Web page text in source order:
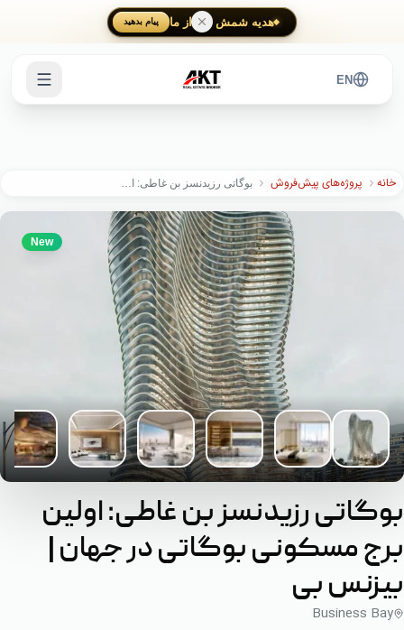
Skip to main contentهدیه شمش طلا از ما پیام بدهید
EN
خانه پروژه‌های پیش‌فروش بوگاتی رزیدنسز بن غاطی: اولین برج مسکونی بوگاتی در جهان | بیزنس بی
New
بوگاتی رزیدنسز بن غاطی: اولین
برج مسکونی بوگاتی در جهان |
بیزنس بی
Business Bay